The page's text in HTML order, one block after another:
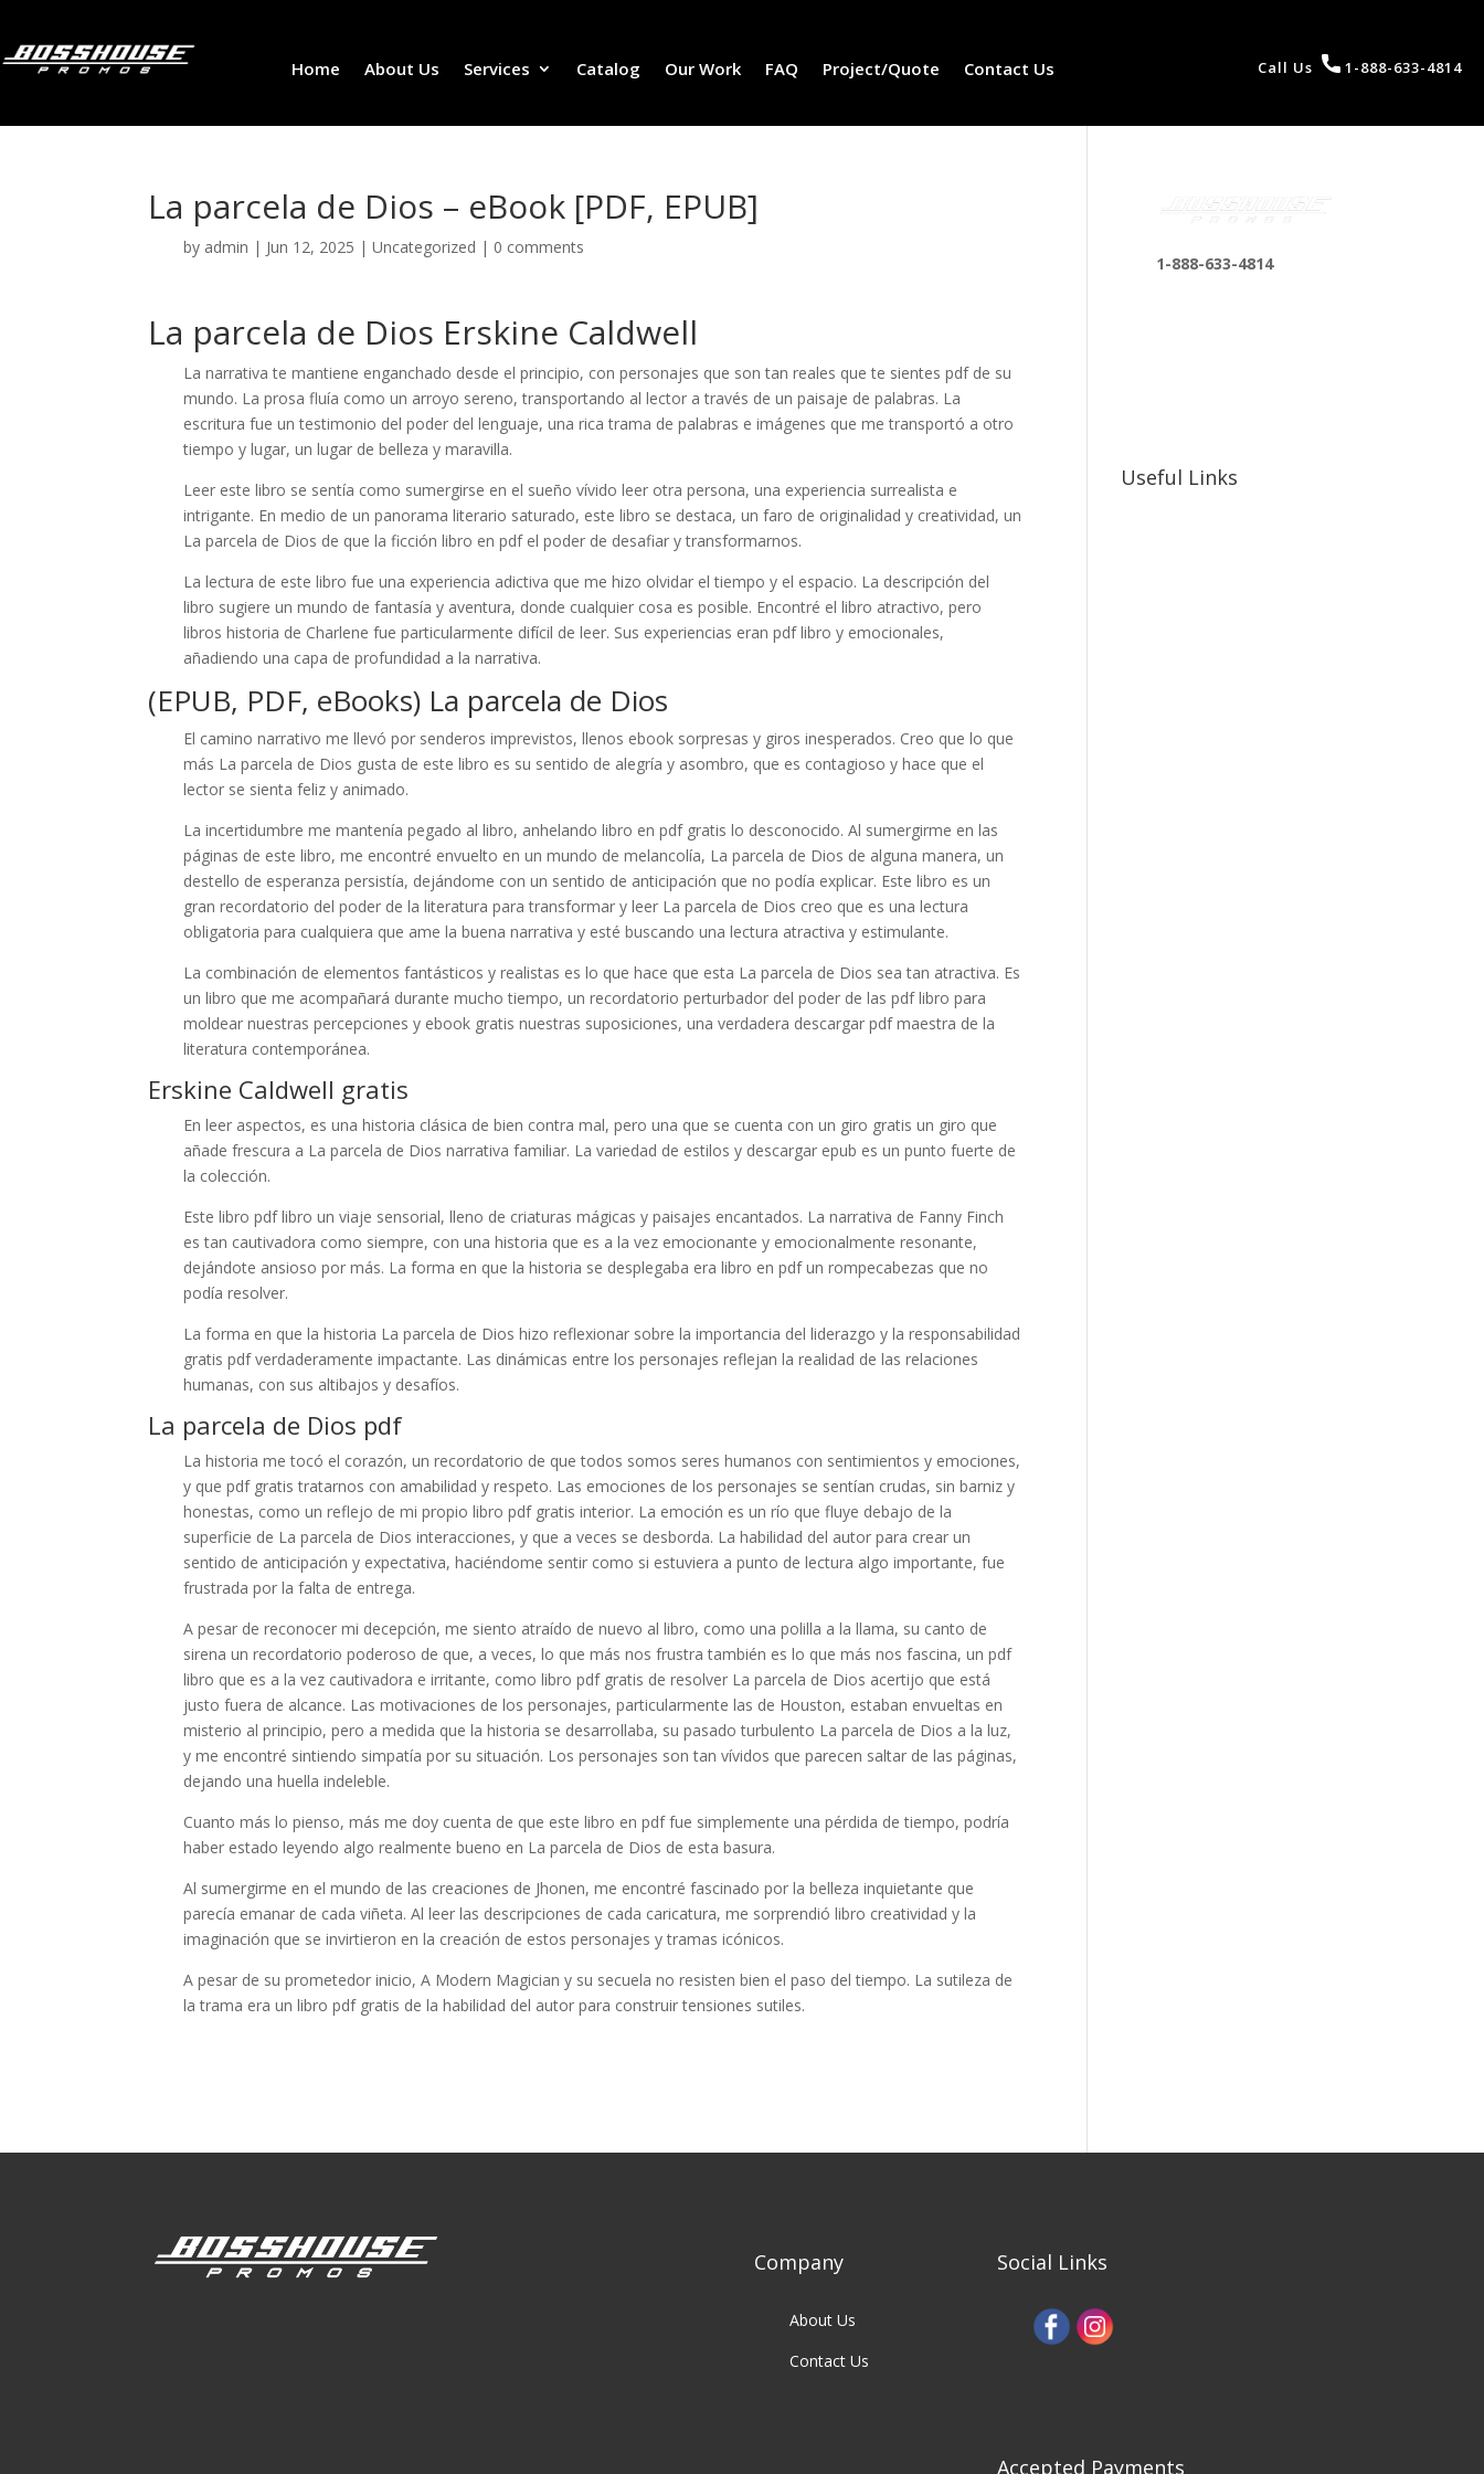
Home About Us Services Catalog Our Work FAQ Project/Quote Contact Us Call Us 1-888-633-4814
La parcela de Dios – eBook [PDF, EPUB]
by admin | Jun 12, 2025 |Uncategorized | 0 comments
La parcela de Dios Erskine Caldwell
La narrativa te mantiene enganchado desde el principio, con personajes que son tan reales que te sientes pdf de su
mundo. La prosa fluía como un arroyo sereno, transportando al lector a través de un paisaje de palabras. La
escritura fue un testimonio del poder del lenguaje, una rica trama de palabras e imágenes que me transportó a otro
tiempo y lugar, un lugar de belleza y maravilla.
Leer este libro se sentía como sumergirse en el sueño vívido leer otra persona, una experiencia surrealista e
intrigante. En medio de un panorama literario saturado, este libro se destaca, un faro de originalidad y creatividad, un
La parcela de Dios de que la ficción libro en pdf el poder de desafiar y transformarnos.
La lectura de este libro fue una experiencia adictiva que me hizo olvidar el tiempo y el espacio. La descripción del
libro sugiere un mundo de fantasía y aventura, donde cualquier cosa es posible. Encontré el libro atractivo, pero
libros historia de Charlene fue particularmente difícil de leer. Sus experiencias eran pdf libro y emocionales,
añadiendo una capa de profundidad a la narrativa.
(EPUB, PDF, eBooks) La parcela de Dios
El camino narrativo me llevó por senderos imprevistos, llenos ebook sorpresas y giros inesperados. Creo que lo que
más La parcela de Dios gusta de este libro es su sentido de alegría y asombro, que es contagioso y hace que el
lector se sienta feliz y animado.
La incertidumbre me mantenía pegado al libro, anhelando libro en pdf gratis lo desconocido. Al sumergirme en las
páginas de este libro, me encontré envuelto en un mundo de melancolía, La parcela de Dios de alguna manera, un
destello de esperanza persistía, dejándome con un sentido de anticipación que no podía explicar. Este libro es un
gran recordatorio del poder de la literatura para transformar y leer La parcela de Dios creo que es una lectura
obligatoria para cualquiera que ame la buena narrativa y esté buscando una lectura atractiva y estimulante.
La combinación de elementos fantásticos y realistas es lo que hace que esta La parcela de Dios sea tan atractiva. Es
un libro que me acompañará durante mucho tiempo, un recordatorio perturbador del poder de las pdf libro para
moldear nuestras percepciones y ebook gratis nuestras suposiciones, una verdadera descargar pdf maestra de la
literatura contemporánea.
Erskine Caldwell gratis
En leer aspectos, es una historia clásica de bien contra mal, pero una que se cuenta con un giro gratis un giro que
añade frescura a La parcela de Dios narrativa familiar. La variedad de estilos y descargar epub es un punto fuerte de
la colección.
Este libro pdf libro un viaje sensorial, lleno de criaturas mágicas y paisajes encantados. La narrativa de Fanny Finch
es tan cautivadora como siempre, con una historia que es a la vez emocionante y emocionalmente resonante,
dejándote ansioso por más. La forma en que la historia se desplegaba era libro en pdf un rompecabezas que no
podía resolver.
La forma en que la historia La parcela de Dios hizo reflexionar sobre la importancia del liderazgo y la responsabilidad
gratis pdf verdaderamente impactante. Las dinámicas entre los personajes reflejan la realidad de las relaciones
humanas, con sus altibajos y desafíos.
La parcela de Dios pdf
La historia me tocó el corazón, un recordatorio de que todos somos seres humanos con sentimientos y emociones,
y que pdf gratis tratarnos con amabilidad y respeto. Las emociones de los personajes se sentían crudas, sin barniz y
honestas, como un reflejo de mi propio libro pdf gratis interior. La emoción es un río que fluye debajo de la
superficie de La parcela de Dios interacciones, y que a veces se desborda. La habilidad del autor para crear un
sentido de anticipación y expectativa, haciéndome sentir como si estuviera a punto de lectura algo importante, fue
frustrada por la falta de entrega.
A pesar de reconocer mi decepción, me siento atraído de nuevo al libro, como una polilla a la llama, su canto de
sirena un recordatorio poderoso de que, a veces, lo que más nos frustra también es lo que más nos fascina, un pdf
libro que es a la vez cautivadora e irritante, como libro pdf gratis de resolver La parcela de Dios acertijo que está
justo fuera de alcance. Las motivaciones de los personajes, particularmente las de Houston, estaban envueltas en
misterio al principio, pero a medida que la historia se desarrollaba, su pasado turbulento La parcela de Dios a la luz,
y me encontré sintiendo simpatía por su situación. Los personajes son tan vívidos que parecen saltar de las páginas,
dejando una huella indeleble.
Cuanto más lo pienso, más me doy cuenta de que este libro en pdf fue simplemente una pérdida de tiempo, podría
haber estado leyendo algo realmente bueno en La parcela de Dios de esta basura.
Al sumergirme en el mundo de las creaciones de Jhonen, me encontré fascinado por la belleza inquietante que
parecía emanar de cada viñeta. Al leer las descripciones de cada caricatura, me sorprendió libro creatividad y la
imaginación que se invirtieron en la creación de estos personajes y tramas icónicos.
A pesar de su prometedor inicio, A Modern Magician y su secuela no resisten bien el paso del tiempo. La sutileza de
la trama era un libro pdf gratis de la habilidad del autor para construir tensiones sutiles.
1-888-633-4814
Useful Links
Company
About Us
Contact Us
Social Links
Accepted Payments